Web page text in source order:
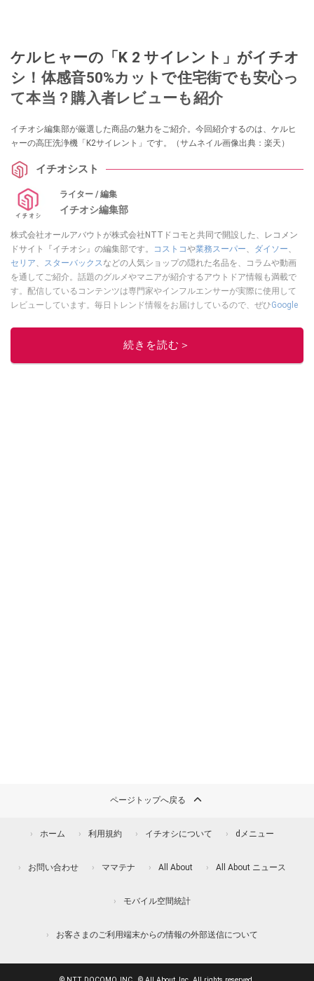
ケルヒャーの「K 2 サイレント」がイチオ
シ！体感音50%カットで住宅街でも安心っ
て本当？購入者レビューも紹介
イチオシ編集部が厳選した商品の魅力をご紹介。今回紹介するのは、ケルヒ
ャーの高圧洗浄機「K2サイレント」です。（サムネイル画像出典：楽天）
イチオシスト
ライター / 編集
イチオシ編集部
株式会社オールアバウトが株式会社NTTドコモと共同で開設した、レコメン
ドサイト『イチオシ』の編集部です。
コストコや業務スーパー ダイソー
セリア
スターバックス などの人気ショップの隠れた名品を、コラムや動画
を通してご紹介。話題のグルメやマニアが紹介するアウトドア情報も満載で
す。配信しているコンテンツは専門家やインフルエンサーが実際に使用して
レビューしています。毎日トレンド情報をお届けしているので、ぜひGoogle
このイチオシストの他の記事を読む
続きを読む＞
ページトップへ戻る
ホーム 利用規約 イチオシについて dメニュー
お問い合わせ ママテナ All About All About ニュース
モバイル空間統計
お客さまのご利用端末からの情報の外部送信について